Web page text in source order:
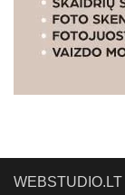
WEBSTUDIO.LT